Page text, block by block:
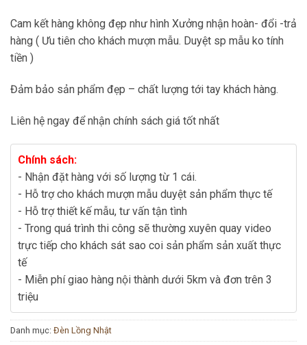
Cam kết hàng không đẹp như hình Xưởng nhận hoàn- đổi -trả
hàng ( Ưu tiên cho khách mượn mẫu. Duyệt sp mẫu ko tính
tiền )
Đảm bảo sản phẩm đẹp – chất lượng tới tay khách hàng.
Liên hệ ngay để nhận chính sách giá tốt nhất
Chính sách:
- Nhận đặt hàng với số lượng từ 1 cái.
- Hỗ trợ cho khách mượn mẫu duyệt sản phẩm thực tế
- Hỗ trợ thiết kế mẫu, tư vấn tận tình
- Trong quá trình thi công sẽ thường xuyên quay video
trực tiếp cho khách sát sao coi sản phẩm sản xuất thực
tế
- Miễn phí giao hàng nội thành dưới 5km và đơn trên 3
triệu
Danh mục: Đèn Lồng Nhật